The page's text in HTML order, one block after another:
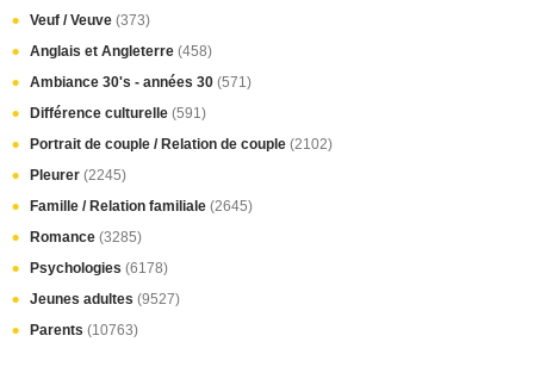
Veuf / Veuve (373)
Anglais et Angleterre (458)
Ambiance 30's - années 30 (571)
Différence culturelle (591)
Portrait de couple / Relation de couple (2102)
Pleurer (2245)
Famille / Relation familiale (2645)
Romance (3285)
Psychologies (6178)
Jeunes adultes (9527)
Parents (10763)